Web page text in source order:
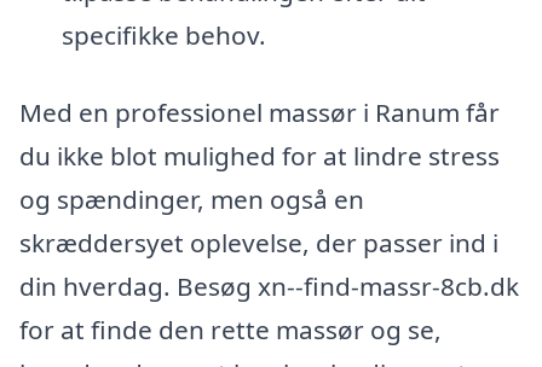
specifikke behov.
Med en professionel massør i Ranum får
du ikke blot mulighed for at lindre stress
og spændinger, men også en
skræddersyet oplevelse, der passer ind i
din hverdag. Besøg xn--find-massr-8cb.dk
for at finde den rette massør og se,